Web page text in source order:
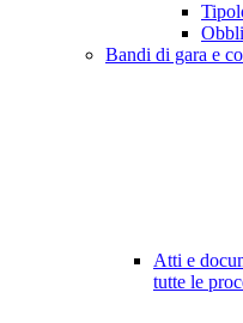
Bandi di gara e
Atti e
tutte le